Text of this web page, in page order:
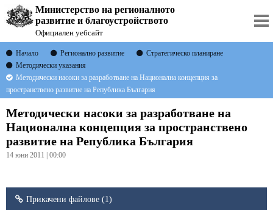
Министерство на регионалното
развитие и благоустройството
Официален уебсайт
Начало Регионално развитие
Стратегическо планиране
Методически указания
Методически насоки за разработване на Национална концепция за
пространствено развитие на Република България
Методически насоки за разработване на
Национална концепция за пространствено
развитие на Република България
14 юни 2011 | 00:00
Прикачени файлове (1)